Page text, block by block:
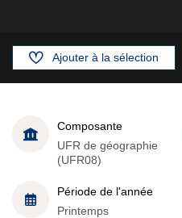
Ajouter à la sélection
Composante
UFR de géographie
(UFR08)
Période de l'année
Printemps